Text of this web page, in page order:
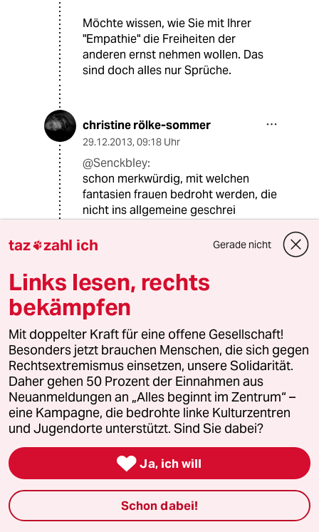
Möchte wissen, wie Sie mit Ihrer
"Empathie" die Freiheiten der
anderen ernst nehmen wollen. Das
sind doch alles nur Sprüche.
christine rölke-sommer
29.12.2013, 09:18 Uhr
@Senckbley:
schon merkwürdig, mit welchen
fantasien frauen bedroht werden, die
nicht ins allgemeine geschrei
es nicht nachvollziehen können: die
tragen, ist meine freiheit, dies nicht
zu tun, und umgekehrt. ansonsten
mag meine nachbarin
morddrohungen ebensowenig wie
ich sie mag. also setzen wir uns
gemeinsam gegen solches zur wehr.
christine rölke-sommer
25.12.2013,14:31 Uhr
was ist das eigentlich für eine identität, die aus
dem glauben besteht, sie ginge mir verloren
wenn andere oder gar ich selbst arabisch
lernen? oder eine andere fremdsprache?
und welche werte verbieten es eigentlich, mal
nachzufragen, ob das verbot von irgendwas
taz zahl ich Gerade nicht
Links lesen, rechts
bekämpfen
Mit doppelter Kraft für eine offene Gesellschaft!
Besonders jetzt brauchen Menschen, die sich gegen
Rechtsextremismus einsetzen, unsere Solidarität.
Daher gehen 50 Prozent der Einnahmen aus
Neuanmeldungen an „Alles beginnt im Zentrum“ –
eine Kampagne, die bedrohte linke Kulturzentren
und Jugendorte unterstützt. Sind Sie dabei?
 Ja, ich will
Schon dabei!